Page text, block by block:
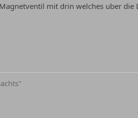
mit drin welches uber